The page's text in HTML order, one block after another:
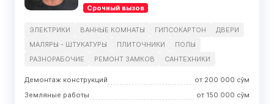
Срочный вызов
ЭЛЕКТРИКИ ВАННЫЕ КОМНАТЫ ГИПСОКАРТОН
ДВЕРИ
МАЛЯРЫ - ШТУКАТУРЫ
ПЛИТОЧНИКИ
ПОЛЫ
РАЗНОРАБОЧИЕ
РЕМОНТ ЗАМКОВ САНТЕХНИКИ
Демонтаж конструкций от 200 000 сўм
Земляные работы
от 150 000 сўм